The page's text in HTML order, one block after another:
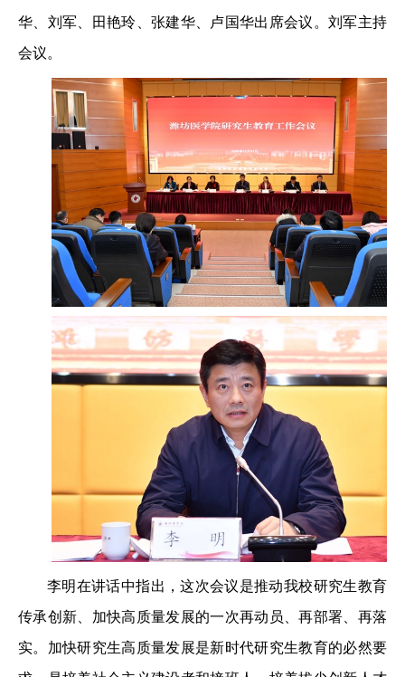
华、刘军、田艳玲、张建华、卢国华出席会议。刘军主持
会议。
李明在讲话中指出，这次会议是推动我校研究生教育
传承创新、加快高质量发展的一次再动员、再部署、再落
实。加快研究生高质量发展是新时代研究生教育的必然要